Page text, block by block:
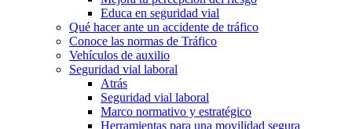
Educa en seguridad vial
Qué hacer ante un accidente de tráfico
Conoce las normas de Tráfico
Vehículos de auxilio
Seguridad vial laboral
Atrás
Seguridad vial laboral
Marco normativo y estratégico
Herramientas para una movilidad segura